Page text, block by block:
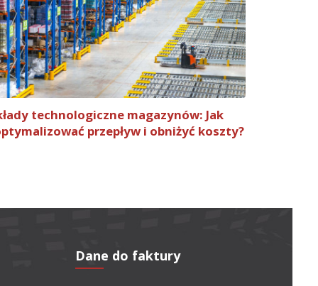
technologiczne magazynów: Jak
przepływ i obniżyć koszty?
Dane do faktury